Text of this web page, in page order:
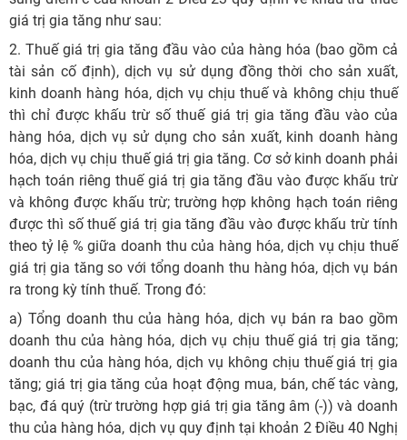
giá trị gia tăng như sau:
2. Thuế giá trị gia tăng đầu vào của hàng hóa (bao gồm cả
tài sản cố định), dịch vụ sử dụng đồng thời cho sản xuất,
kinh doanh hàng hóa, dịch vụ chịu thuế và không chịu thuế
thì chỉ được khấu trừ số thuế giá trị gia tăng đầu vào của
hàng hóa, dịch vụ sử dụng cho sản xuất, kinh doanh hàng
hóa, dịch vụ chịu thuế giá trị gia tăng. Cơ sở kinh doanh phải
hạch toán riêng thuế giá trị gia tăng đầu vào được khấu trừ
và không được khấu trừ; trường hợp không hạch toán riêng
được thì số thuế giá trị gia tăng đầu vào được khấu trừ tính
theo tỷ lệ % giữa doanh thu của hàng hóa, dịch vụ chịu thuế
giá trị gia tăng so với tổng doanh thu hàng hóa, dịch vụ bán
ra trong kỳ tính thuế. Trong đó:
a) Tổng doanh thu của hàng hóa, dịch vụ bán ra bao gồm
doanh thu của hàng hóa, dịch vụ chịu thuế giá trị gia tăng;
doanh thu của hàng hóa, dịch vụ không chịu thuế giá trị gia
tăng; giá trị gia tăng của hoạt động mua, bán, chế tác vàng,
bạc, đá quý (trừ trường hợp giá trị gia tăng âm (-)) và doanh
thu của hàng hóa, dịch vụ quy định tại khoản 2 Điều 40 Nghị